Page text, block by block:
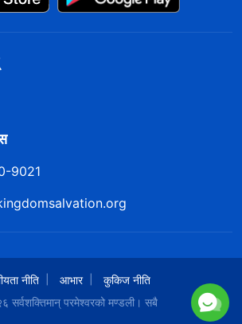
9021
नीति आभार
कुकिज नीति
सर्वशक्तिमान्‌ परमेश्‍वरको मण्डली । सबै